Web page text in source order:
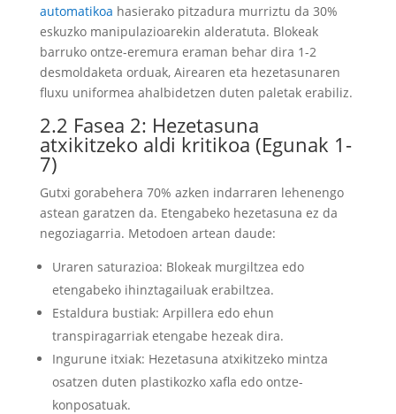
automatikoa hasierako pitzadura murriztu da 30%
eskuzko manipulazioarekin alderatuta. Blokeak
barruko ontze-eremura eraman behar dira 1-2
desmoldaketa orduak, Airearen eta hezetasunaren
fluxu uniformea ​​ahalbidetzen duten paletak erabiliz.
2.2 Fasea 2: Hezetasuna
atxikitzeko aldi kritikoa (Egunak 1-
7)
Gutxi gorabehera 70% azken indarraren lehenengo
astean garatzen da. Etengabeko hezetasuna ez da
negoziagarria. Metodoen artean daude:
Uraren saturazioa: Blokeak murgiltzea edo
etengabeko ihinztagailuak erabiltzea.
Estaldura bustiak: Arpillera edo ehun
transpiragarriak etengabe hezeak dira.
Ingurune itxiak: Hezetasuna atxikitzeko mintza
osatzen duten plastikozko xafla edo ontze-
konposatuak.